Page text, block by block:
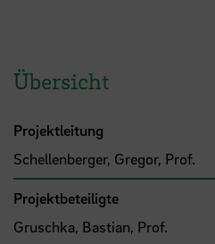
Übersicht
Projektleitung
Schellenberger, Gregor, Prof.
Projektbeteiligte
Gruschka, Bastian, Prof.